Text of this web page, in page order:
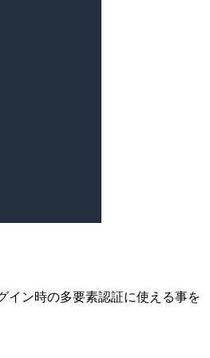
イン時の多要素認証に使える事を